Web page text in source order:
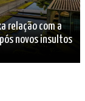
relação com a
novos insultos